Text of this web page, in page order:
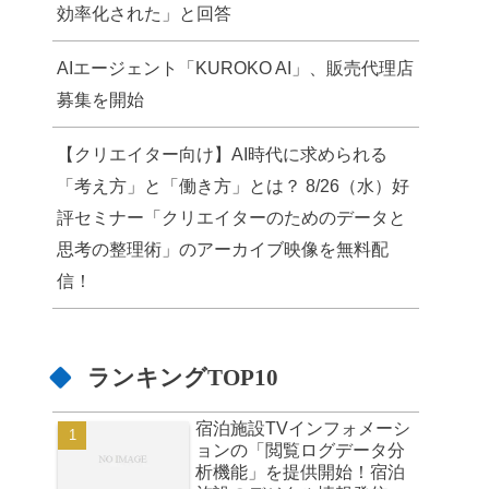
効率化された」と回答
AIエージェント「KUROKO AI」、販売代理店
募集を開始
【クリエイター向け】AI時代に求められる
「考え方」と「働き方」とは？ 8/26（水）好
評セミナー「クリエイターのためのデータと
思考の整理術」のアーカイブ映像を無料配
信！
ランキングTOP10
宿泊施設TVインフォメーシ
ョンの「閲覧ログデータ分
析機能」を提供開始！宿泊